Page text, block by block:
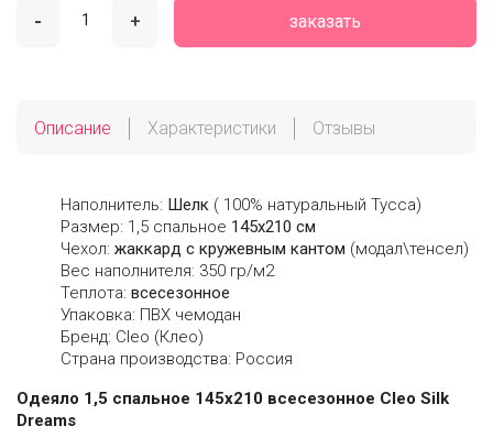
- + заказать
Описание Характеристики Отзывы
Наполнитель: Шелк ( 100% натуральный Тусса)
Размер: 1,5 спальное 145х210 см
Чехол: жаккард с кружевным кантом (модал\тенсел)
Вес наполнителя: 350 гр/м2
Теплота: всесезонное
Упаковка: ПВХ чемодан
Бренд: Cleo (Клео)
Страна производства: Россия
Одеяло 1,5 спальное 145х210 всесезонное Cleo Silk
Dreams